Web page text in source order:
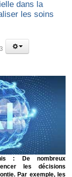
dans la
les soins
:
De nombreux
les décisions
Par exemple, les